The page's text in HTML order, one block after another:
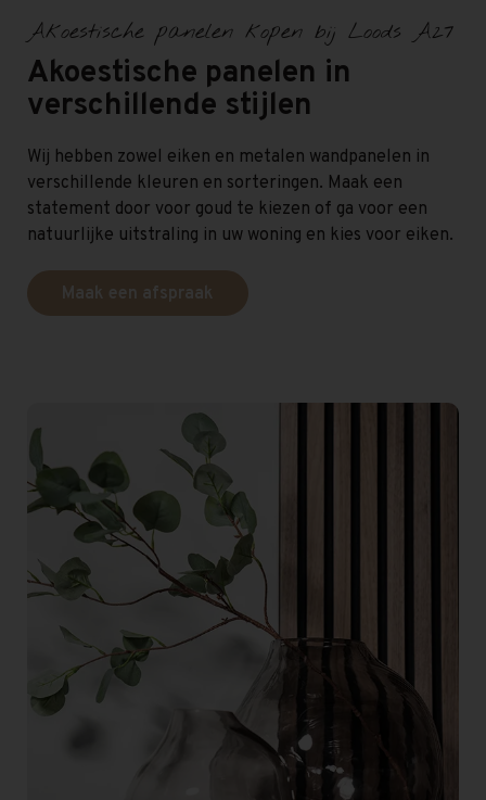
Akoestische panelen kopen bij Loods A27
Akoestische panelen in
verschillende stijlen
Wij hebben zowel eiken en metalen wandpanelen in
verschillende kleuren en sorteringen. Maak een
statement door voor goud te kiezen of ga voor een
natuurlijke uitstraling in uw woning en kies voor eiken.
Maak een afspraak